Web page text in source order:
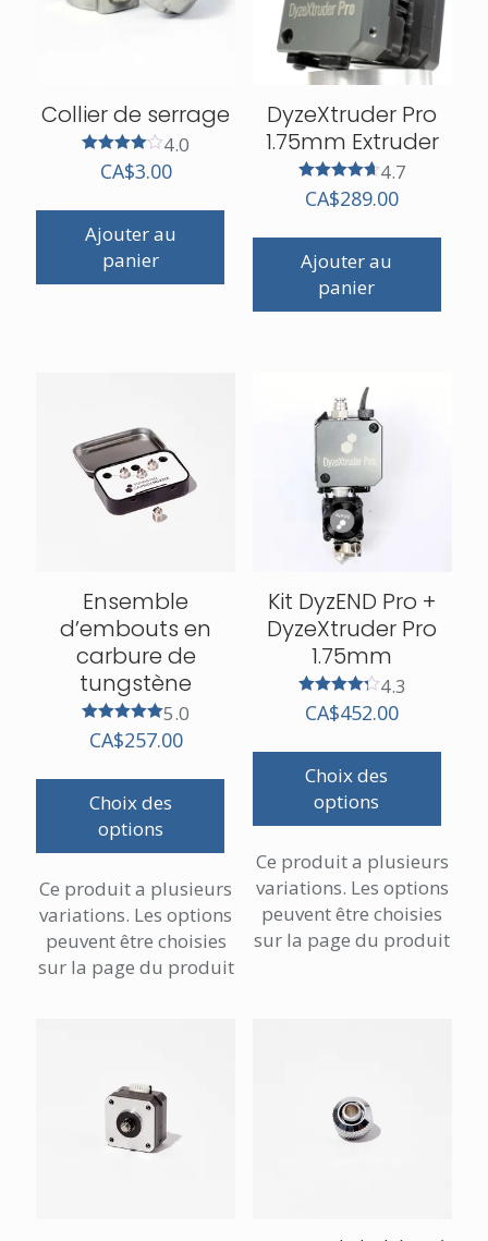
Collier de serrage
Note
4.00
4.0
CA$3.00
Ajouter au
panier
DyzeXtruder Pro
1.75mm Extruder
Note
4.67
4.7
CA$289.00
Ajouter au
panier
Ensemble
d’embouts en
carbure de
tungstène
Note
5.00
5.0
CA$257.00
Choix des
options
Ce produit a plusieurs
variations. Les options
peuvent être choisies
sur la page du produit
Kit DyzEND Pro +
DyzeXtruder Pro
1.75mm
Note
4.25
4.3
CA$452.00
Choix des
options
Ce produit a plusieurs
variations. Les options
peuvent être choisies
sur la page du produit